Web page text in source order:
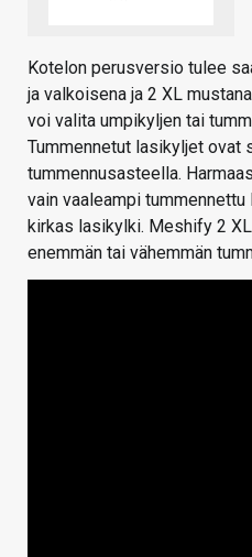
Kotelon perusversio tulee
ja valkoisena ja 2 XL
voi valita umpikyljen tai
Tummennetut lasikyljet ovat
tummennusasteella.
vain vaaleampi
kirkas lasikylki. Meshify 2
enemmän tai vähemmän